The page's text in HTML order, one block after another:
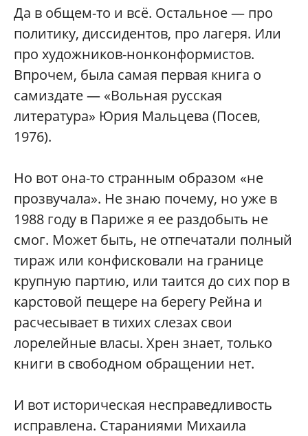
Да в общем-то и всё. Остальное — про
политику, диссидентов, про лагеря. Или
про художников-нонконформистов.
Впрочем, была самая первая книга о
самиздате — «Вольная русская
литература» Юрия Мальцева (Посев,
1976).
Но вот она-то странным образом «не
прозвучала». Не знаю почему, но уже в
1988 году в Париже я ее раздобыть не
смог. Может быть, не отпечатали полный
тираж или конфисковали на границе
крупную партию, или таится до сих пор в
карстовой пещере на берегу Рейна и
расчесывает в тихих слезах свои
лорелейные власы. Хрен знает, только
книги в свободном обращении нет.
И вот историческая несправедливость
исправлена. Стараниями Михаила